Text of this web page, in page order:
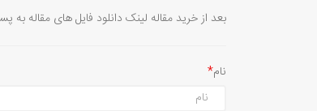
بعد از خرید مقاله لینک دانلود فایل های مقاله
نام